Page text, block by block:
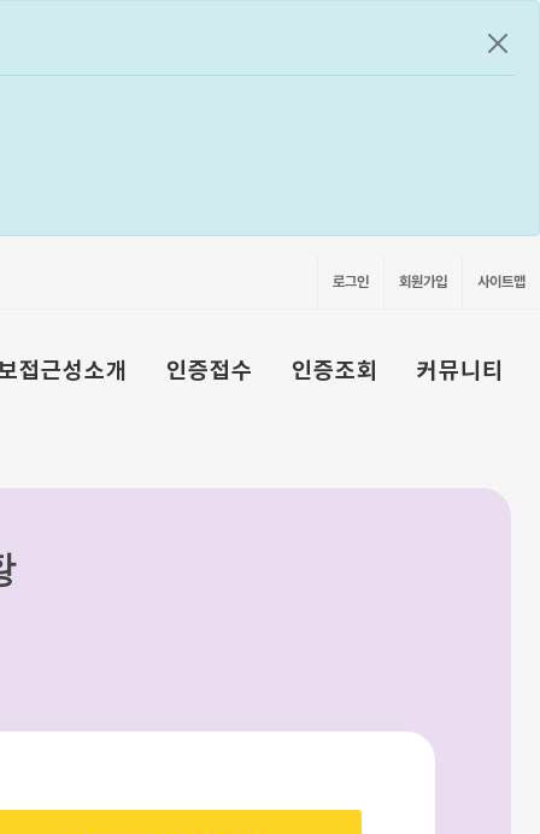
공지
로그인 회원가입 사이트맵
접근성소개 인증접수 인증조회 커뮤니티